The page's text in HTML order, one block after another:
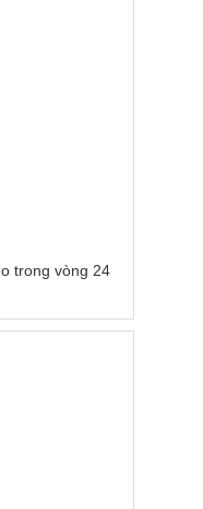
trong vòng 24